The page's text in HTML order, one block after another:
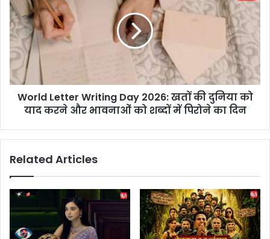
h
i
l
d
r
e
n
न
च
म्र
r
l
d
L
e
t
t
t
World Letter Writing Day 2026: खतों की दुनिया को
याद करने और भावनाओं को शब्दों में पिरोने का दिन
Related Articles